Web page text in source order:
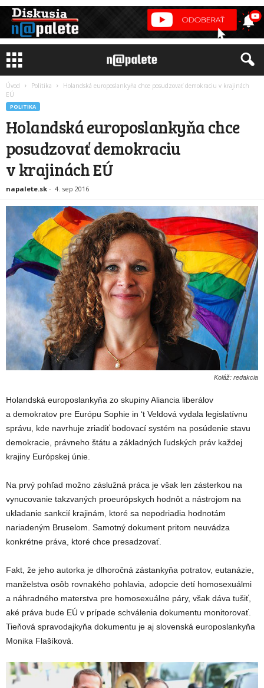
Úvod Politika
Holandská europoslankyňa chce posudzovať demokraciu v krajinách
EÚ
POLITIKA
Holandská europoslankyňa chce
posudzovať demokraciu
v krajinách EÚ
napalete.sk - 4. sep 2016
Koláž: redakcia
Holandská europoslankyňa zo skupiny Aliancia liberálov
a demokratov pre Európu Sophie in ‘t Veldová vydala legislatívnu
správu, kde navrhuje zriadiť bodovací systém na posúdenie stavu
demokracie, právneho štátu a základných ľudských práv každej
krajiny Európskej únie.
Na prvý pohľad možno záslužná práca je však len zásterkou na
vynucovanie takzvaných proeurópskych hodnôt a nástrojom na
ukladanie sankcií krajinám, ktoré sa nepodriadia hodnotám
nariadeným Bruselom. Samotný dokument pritom neuvádza
konkrétne práva, ktoré chce presadzovať.
Fakt, že jeho autorka je dlhoročná zástankyňa potratov, eutanázie,
manželstva osôb rovnakého pohlavia, adopcie detí homosexuálmi
a náhradného materstva pre homosexuálne páry, však dáva tušiť,
aké práva bude EÚ v prípade schválenia dokumentu monitorovať.
Tieňová spravodajkyňa dokumentu je aj slovenská europoslankyňa
Monika Flašíková.